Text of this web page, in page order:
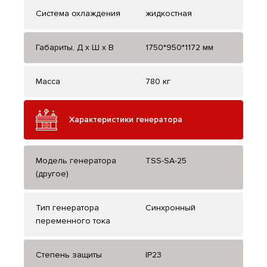
Система охлаждения жидкостная
Габариты, Д x Ш x В 1750*950*1172 мм
Масса 780 кг
Характеристики генератора
Модель генератора
(другое)
TSS-SA-25
Тип генератора
переменного тока
Синхронный
Степень защиты IP23